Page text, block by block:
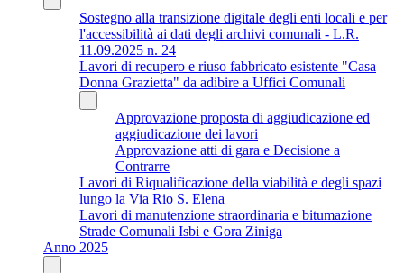
Sostegno alla transizione digitale degli enti locali e per
l'accessibilità ai dati degli archivi comunali - L.R.
11.09.2025 n. 24
Lavori di recupero e riuso fabbricato esistente "Casa
Donna Grazietta" da adibire a Uffici Comunali
Approvazione proposta di aggiudicazione ed
aggiudicazione dei lavori
Approvazione atti di gara e Decisione a
Contrarre
Lavori di Riqualificazione della viabilità e degli spazi
lungo la Via Rio S. Elena
Lavori di manutenzione straordinaria e bitumazione
Strade Comunali Isbi e Gora Ziniga
Anno 2025